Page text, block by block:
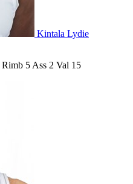
Kintala Lydie
Rimb 5 Ass 2 Val 15